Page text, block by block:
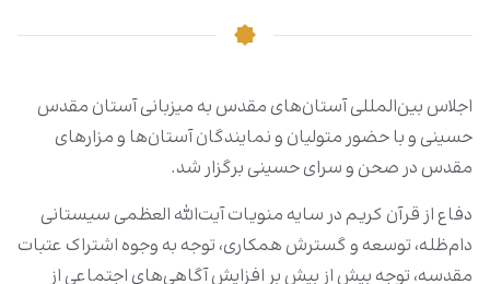
اجلاس بین‌المللی آستان‌های مقدس به میزبانی آستان مقدس
حسینی و با حضور متولیان و نمایندگان آستان‌ها و مزارهای
مقدس در صحن و سرای حسینی برگزار شد.
دفاع از قرآن کریم در سایه منویات آیت‌الله العظمی سیستانی
دام‌ظله، توسعه و گسترش همکاری، توجه به وجوه اشتراک عتبات
مقدسه، توجه بیش از بیش بر افزایش آگاهی‌های اجتماعی از